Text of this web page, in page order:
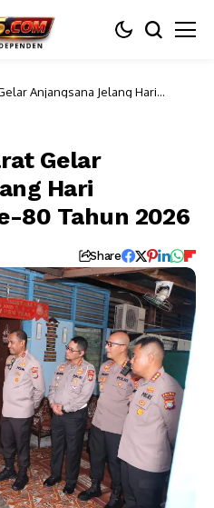
Anjangsana Jelang Hari
Gelar
Hari
80 Tahun 2026
Share